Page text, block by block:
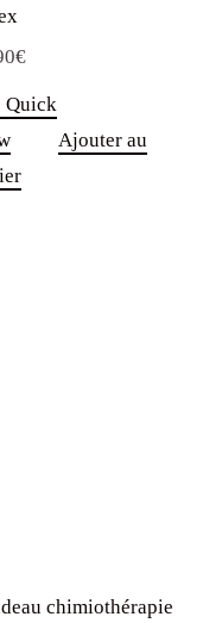
€
Quick
Ajouter au
chimiothérapie